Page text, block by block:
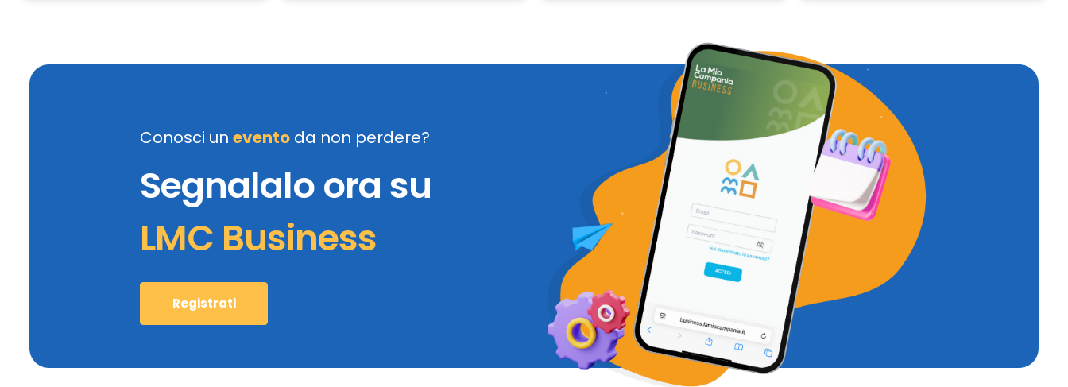
Conosci un evento da non perdere?
Segnalalo ora su
LMC Business
Registrati